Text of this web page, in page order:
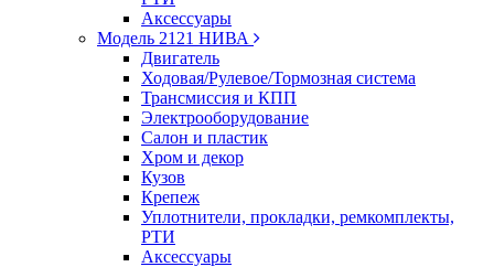
Аксессуары
Модель 2121 НИВА
Двигатель
Ходовая/Рулевое/Тормозная система
Трансмиссия и КПП
Электрооборудование
Салон и пластик
Хром и декор
Кузов
Крепеж
Уплотнители, прокладки, ремкомплекты,
РТИ
Аксессуары